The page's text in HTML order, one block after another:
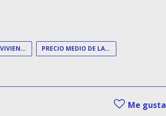
PRECIO DE LA VIVIENDA PRECIO MEDIO DE LA VIVIENDA
Me gusta